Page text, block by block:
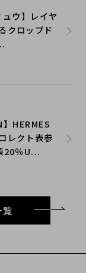
ウ】レイヤ
クロップド
HERMES
レクト表参
20％U...